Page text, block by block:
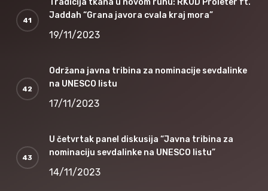
Tradicija tkana u novom ruhu: RKUD Proleter ft.
Jaddah “Grana javora cvala kraj mora”
19/11/2023
Održana javna tribina za nominacije sevdalinke
na UNESCO listu
17/11/2023
U četvrtak panel diskusija “Javna tribina za
nominaciju sevdalinke na UNESCO listu”
14/11/2023